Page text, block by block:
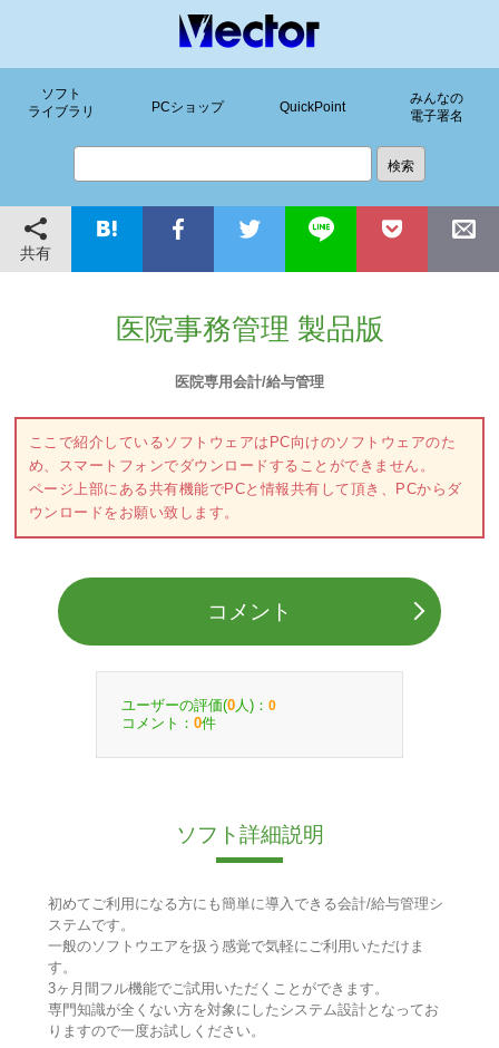
ソフト
ライブラリ
PCショップ QuickPoint
みんなの
電子署名
共有
医院事務管理 製品版
医院専用会計/給与管理
ここで紹介しているソフトウェアはPC向けのソフトウェアのた
め、スマートフォンでダウンロードすることができません。
ページ上部にある共有機能でPCと情報共有して頂き、PCからダ
ウンロードをお願い致します。
コメント
ユーザーの評価(0 人)： 0
コメント： 0件
ソフト詳細説明
初めてご利用になる方にも簡単に導入できる会計/給与管理シ
ステムです。
一般のソフトウエアを扱う感覚で気軽にご利用いただけま
す。
3ヶ月間フル機能でご試用いただくことができます。
専門知識が全くない方を対象にしたシステム設計となってお
りますので一度お試しください。